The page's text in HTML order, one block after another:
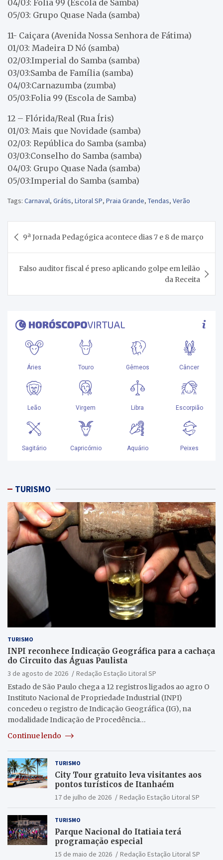
04/03: Folia 99 (Escola de Samba)
05/03: Grupo Quase Nada (samba)
11- Caiçara (Avenida Nossa Senhora de Fátima)
01/03: Madeira D Nó (samba)
02/03:Imperial do Samba (samba)
03/03:Samba de Família (samba)
04/03:Carnazumba (zumba)
05/03:Folia 99 (Escola de Samba)
12 – Flórida/Real (Rua Íris)
01/03: Mais que Novidade (samba)
02/03: República do Samba (samba)
03/03:Conselho do Samba (samba)
04/03: Grupo Quase Nada (samba)
05/03:Imperial do Samba (samba)
Tags: Carnaval, Grátis, Litoral SP, Praia Grande, Tendas, Verão
de 9ª Jornada Pedagógica acontece dias 7 e 8 de março
Falso auditor fiscal é preso aplicando golpe em leilão
da Receita
TURISMO
TURISMO
INPI reconhece Indicação Geográfica para a cachaça
do Circuito das Águas Paulista
3 de agosto de 2026
Redação Estação Litoral SP
Estado de São Paulo chega a 12 registros ligados ao agro O
Instituto Nacional de Propriedade Industrial (INPI)
concedeu o registro de Indicação Geográfica (IG), na
modalidade Indicação de Procedência…
Continue lendo
TURISMO
City Tour gratuito leva visitantes aos
pontos turísticos de Itanhaém
17 de julho de 2026 Redação Estação Litoral SP
TURISMO
Parque Nacional do Itatiaia terá
programação especial
15 de maio de 2026 Redação Estação Litoral SP